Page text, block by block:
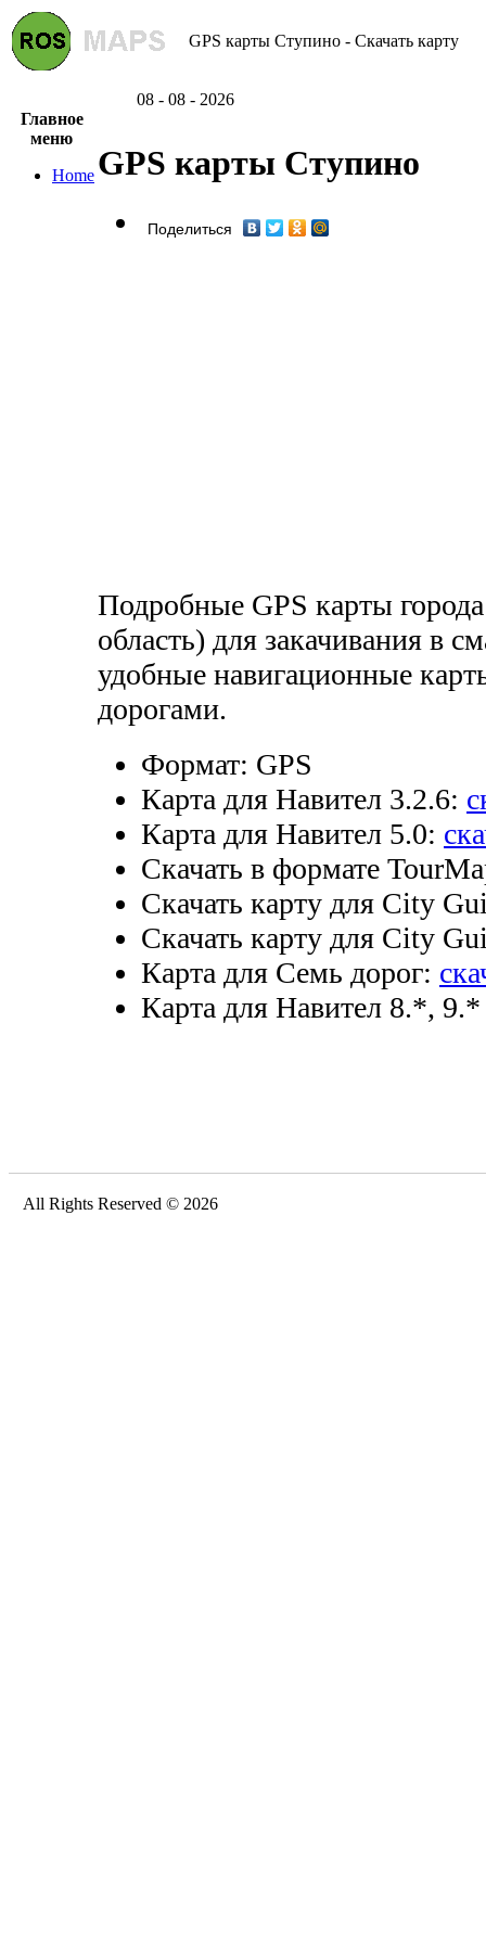
GPS карты Ступино - Скачать карту
08 - 08 - 2026
Главное
меню
Home GPS карты Ступино
Поделиться
Подробные GPS карты
область) для закачивания в
удобные навигационные
дорогами.
Формат: GPS
Карта для Навител 3.2.6:
Карта для Навител 5.0:
Скачать в формате
Скачать карту для City
Скачать карту для City
Карта для Семь дорог:
Карта для Навител 8.*,
All Rights Reserved © 2026